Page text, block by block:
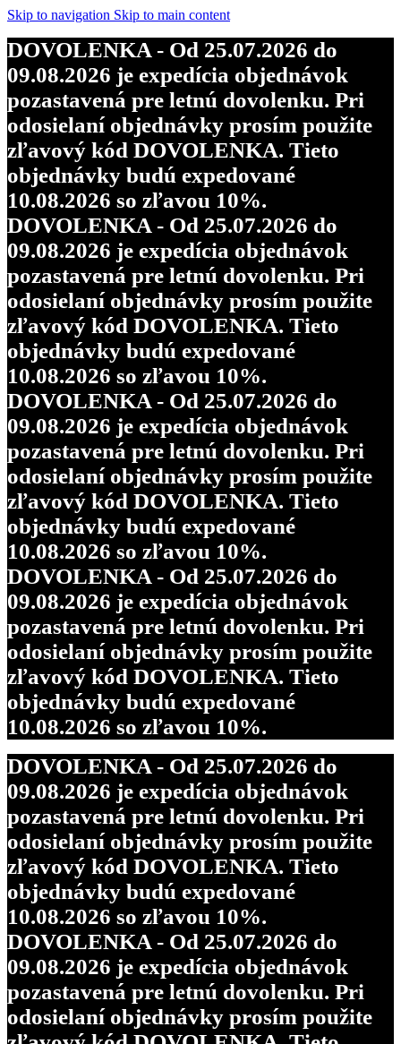
Skip to navigation Skip to main content
DOVOLENKA - Od 25.07.2026 do
09.08.2026 je expedícia objednávok
pozastavená pre letnú dovolenku. Pri
odosielaní objednávky prosím použite
zľavový kód DOVOLENKA. Tieto
objednávky budú expedované
10.08.2026 so zľavou 10%.
DOVOLENKA - Od 25.07.2026 do
09.08.2026 je expedícia objednávok
pozastavená pre letnú dovolenku. Pri
odosielaní objednávky prosím použite
zľavový kód DOVOLENKA. Tieto
objednávky budú expedované
10.08.2026 so zľavou 10%.
DOVOLENKA - Od 25.07.2026 do
09.08.2026 je expedícia objednávok
pozastavená pre letnú dovolenku. Pri
odosielaní objednávky prosím použite
zľavový kód DOVOLENKA. Tieto
objednávky budú expedované
10.08.2026 so zľavou 10%.
DOVOLENKA - Od 25.07.2026 do
09.08.2026 je expedícia objednávok
pozastavená pre letnú dovolenku. Pri
odosielaní objednávky prosím použite
zľavový kód DOVOLENKA. Tieto
objednávky budú expedované
10.08.2026 so zľavou 10%.
DOVOLENKA - Od 25.07.2026 do
09.08.2026 je expedícia objednávok
pozastavená pre letnú dovolenku. Pri
odosielaní objednávky prosím použite
zľavový kód DOVOLENKA. Tieto
objednávky budú expedované
10.08.2026 so zľavou 10%.
DOVOLENKA - Od 25.07.2026 do
09.08.2026 je expedícia objednávok
pozastavená pre letnú dovolenku. Pri
odosielaní objednávky prosím použite